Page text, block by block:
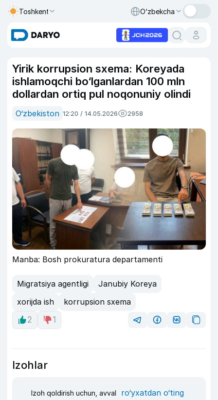
Toshkent O‘zbekcha
Yirik korrupsion sxema: Koreyada
ishlamoqchi bo‘lganlardan 100 mln
dollardan ortiq pul noqonuniy olindi
O‘zbekiston 12:20 / 14.05.2026 2958
Manba: Bosh prokuratura departamenti
Migratsiya agentligi
Janubiy Koreya
xorijda ish
korrupsion sxema
2
1
Izohlar
Izoh qoldirish uchun, avval ro‘yxatdan o‘ting